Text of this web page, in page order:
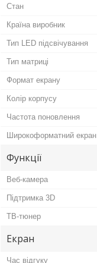
Стан
Країна виробник
Тип LED підсвічування
Тип матриці
Формат екрану
Колір корпусу
Частота поновлення
Широкоформатний екран
Функції
Веб-камера
Підтримка 3D
ТВ-тюнер
Екран
Час відгуку